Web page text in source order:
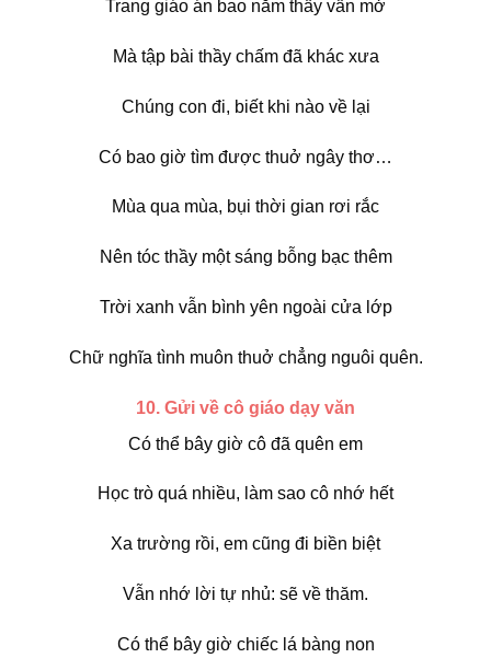
Trang giáo án bao năm thầy vẫn mở
Mà tập bài thầy chấm đã khác xưa
Chúng con đi, biết khi nào về lại
Có bao giờ tìm được thuở ngây thơ…
Mùa qua mùa, bụi thời gian rơi rắc
Nên tóc thầy một sáng bỗng bạc thêm
Trời xanh vẫn bình yên ngoài cửa lớp
Chữ nghĩa tình muôn thuở chẳng nguôi quên.
10. Gửi về cô giáo dạy văn
Có thể bây giờ cô đã quên em
Học trò quá nhiều, làm sao cô nhớ hết
Xa trường rồi, em cũng đi biền biệt
Vẫn nhớ lời tự nhủ: sẽ về thăm.
Có thể bây giờ chiếc lá bàng non